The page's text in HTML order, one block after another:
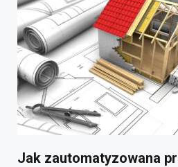
Jak zautomatyzowana